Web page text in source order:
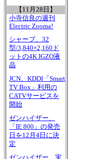
【11月28日】
小寺信良の週刊
Electric Zooma!
シャープ、32
型/3,840×2,160ド
ットの4K IGZO液
晶
JCN、KDDI「Smart
TV Box」利用の
CATVサービスを
開始
ゼンハイザー、
「IE 800」の発売
日を12月4日に決
定
ゼンハイザー、実